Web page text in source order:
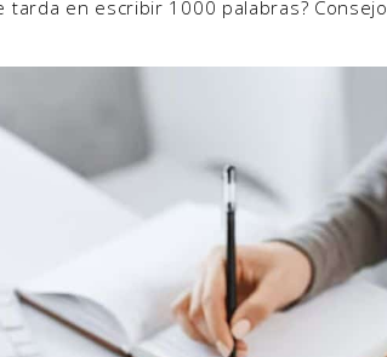
tarda en escribir 1000 palabras?